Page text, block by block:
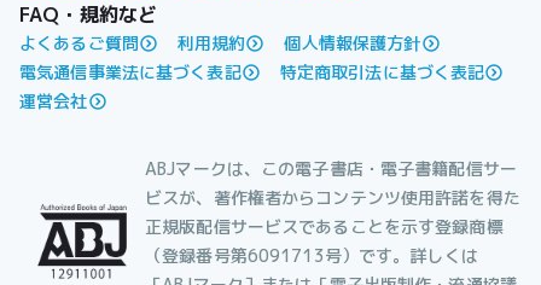
FAQ・規約など
よくあるご質問 利用規約
個人情報保護方針
電気通信事業法に基づく表記
特定商取引法に基づく表記
運営会社
ABJマークは、この電子書店・電子書籍配信サー
ビスが、著作権者からコンテンツ使用許諾を得た
正規版配信サービスであることを示す登録商標
（登録番号第6091713号）です。詳しくは